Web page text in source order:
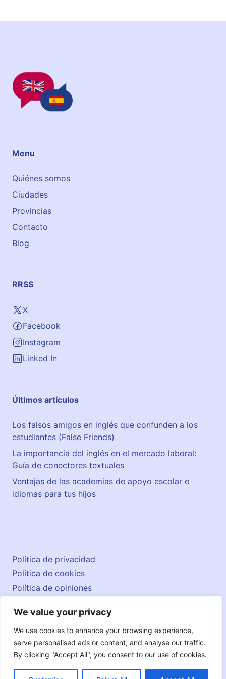
We value your privacy
We use cookies to enhance your browsing experience,
serve personalised ads or content, and analyse our traffic.
By clicking "Accept All", you consent to our use of cookies.
t
o
Menu
Quiénes somos
Ciudades
Provincias
Contacto
Blog
RRSS
X
Facebook
Instagram
Linked In
Últimos artículos
Los falsos amigos en inglés que confunden a los
estudiantes (False Friends)
La importancia del inglés en el mercado laboral:
Guía de conectores textuales
Ventajas de las academias de apoyo escolar e
idiomas para tus hijos
© 2026 englishatlas.es
Política de privacidad
Política de cookies
Política de opiniones
Contacto